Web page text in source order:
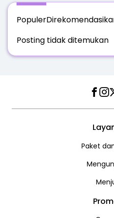
Populer
Posting tidak ditemukan
Paket